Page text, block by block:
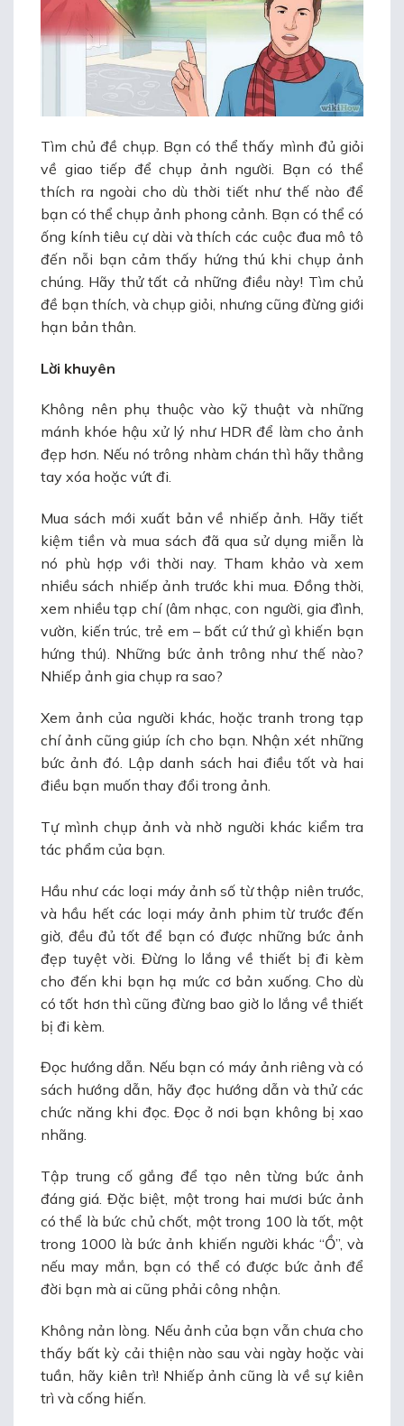
Tìm chủ đề chụp. Bạn có thể thấy mình đủ giỏi
về giao tiếp để chụp ảnh người. Bạn có thể
thích ra ngoài cho dù thời tiết như thế nào để
bạn có thể chụp ảnh phong cảnh. Bạn có thể có
ống kính tiêu cự dài và thích các cuộc đua mô tô
đến nỗi bạn cảm thấy hứng thú khi chụp ảnh
chúng. Hãy thử tất cả những điều này! Tìm chủ
đề bạn thích, và chụp giỏi, nhưng cũng đừng giới
hạn bản thân.
Lời khuyên
Không nên phụ thuộc vào kỹ thuật và những
mánh khóe hậu xử lý như HDR để làm cho ảnh
đẹp hơn. Nếu nó trông nhàm chán thì hãy thẳng
tay xóa hoặc vứt đi.
Mua sách mới xuất bản về nhiếp ảnh. Hãy tiết
kiệm tiền và mua sách đã qua sử dụng miễn là
nó phù hợp với thời nay. Tham khảo và xem
nhiều sách nhiếp ảnh trước khi mua. Đồng thời,
xem nhiều tạp chí (âm nhạc, con người, gia đình,
vườn, kiến trúc, trẻ em – bất cứ thứ gì khiến bạn
hứng thú). Những bức ảnh trông như thế nào?
Nhiếp ảnh gia chụp ra sao?
Xem ảnh của người khác, hoặc tranh trong tạp
chí ảnh cũng giúp ích cho bạn. Nhận xét những
bức ảnh đó. Lập danh sách hai điều tốt và hai
điều bạn muốn thay đổi trong ảnh.
Tự mình chụp ảnh và nhờ người khác kiểm tra
tác phẩm của bạn.
Hầu như các loại máy ảnh số từ thập niên trước,
và hầu hết các loại máy ảnh phim từ trước đến
giờ, đều đủ tốt để bạn có được những bức ảnh
đẹp tuyệt vời. Đừng lo lắng về thiết bị đi kèm
cho đến khi bạn hạ mức cơ bản xuống. Cho dù
có tốt hơn thì cũng đừng bao giờ lo lắng về thiết
bị đi kèm.
Đọc hướng dẫn. Nếu bạn có máy ảnh riêng và có
sách hướng dẫn, hãy đọc hướng dẫn và thử các
chức năng khi đọc. Đọc ở nơi bạn không bị xao
nhãng.
Tập trung cố gắng để tạo nên từng bức ảnh
đáng giá. Đặc biệt, một trong hai mươi bức ảnh
có thể là bức chủ chốt, một trong 100 là tốt, một
trong 1000 là bức ảnh khiến người khác “Ồ”, và
nếu may mắn, bạn có thể có được bức ảnh để
đời bạn mà ai cũng phải công nhận.
Không nản lòng. Nếu ảnh của bạn vẫn chưa cho
thấy bất kỳ cải thiện nào sau vài ngày hoặc vài
tuần, hãy kiên trì! Nhiếp ảnh cũng là về sự kiên
trì và cống hiến.